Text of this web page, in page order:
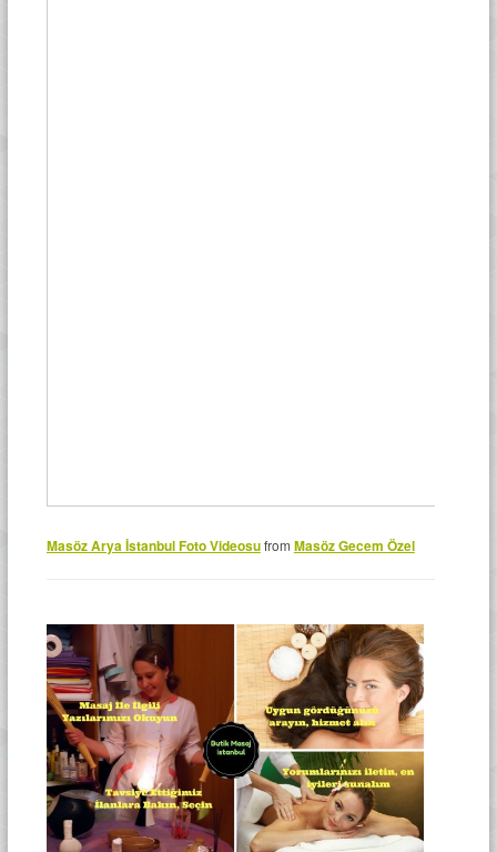
Masöz Arya İstanbul Foto Videosufrom Masöz Gecem Özel